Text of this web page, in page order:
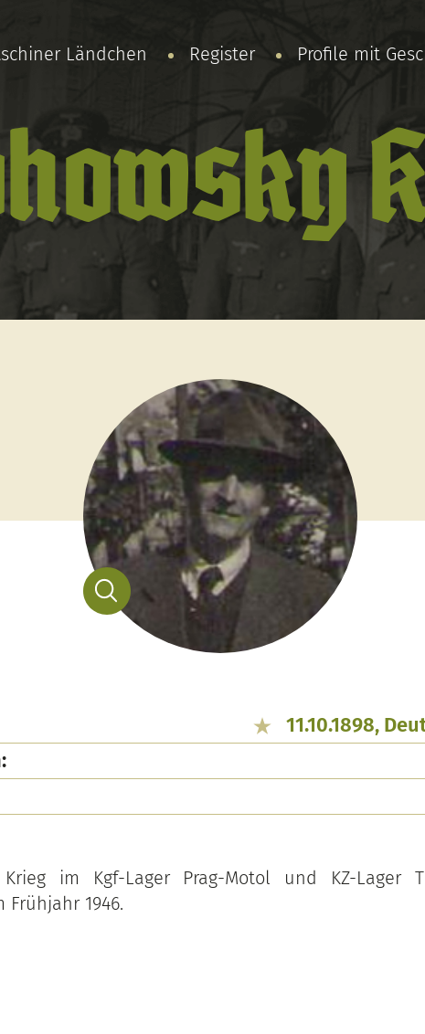
Ländchen Register Profile mit
11.10.1898,
im Kgf-Lager Prag-Motol und KZ-Lager
Frühjahr 1946.